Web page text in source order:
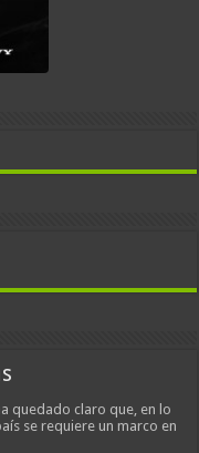
quedado claro que, en lo
se requiere un marco en